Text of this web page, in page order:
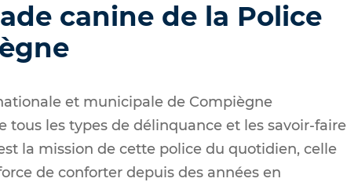
canine de la Police
et municipale de Compiègne
les types de délinquance et les savoir-faire
la mission de cette police du quotidien, celle
de conforter depuis des années en